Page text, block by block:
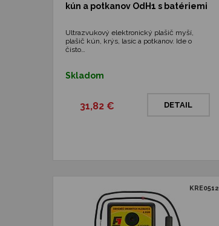
kún a potkanov OdH1 s batériemi
Ultrazvukový elektronický plašič myší,
plašič kún, krýs, lasíc a potkanov. Ide o
čisto…
Skladom
31,82 € DETAIL
KRE0512